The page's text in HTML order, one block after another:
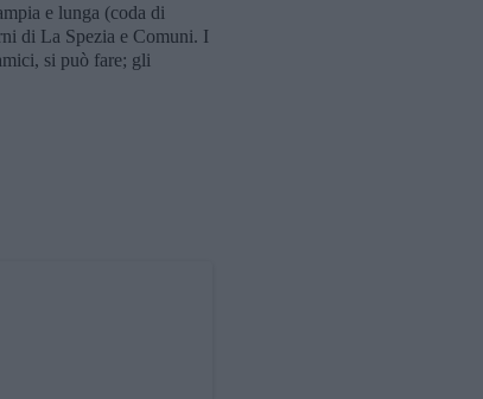
e lunga (coda di
di La Spezia e Comuni. I
si può fare; gli